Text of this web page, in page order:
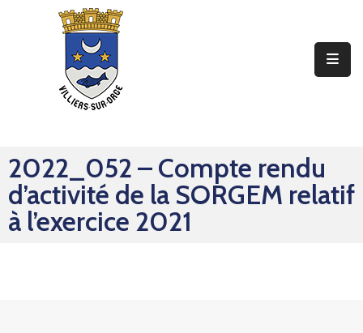
Mes
Sorties
2022_052 – Compte rendu
d’activité de la SORGEM relatif
à l’exercice 2021